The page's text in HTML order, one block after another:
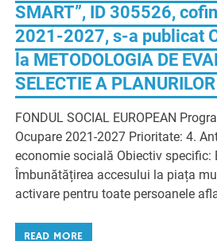
SMART”, ID 305526,
2021-2027, s-a publicat
la METODOLOGIA DE
SELECTIE A PLANURILOR
FONDUL SOCIAL EUROPEAN
Ocupare 2021-2027 Prioritate: 4.
economie socială Obiectiv specific:
Îmbunătățirea accesului la piața
activare pentru toate persoanele
READ MORE